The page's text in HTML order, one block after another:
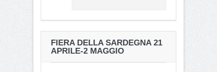
FIERA DELLA SARDEGNA 21
APRILE-2 MAGGIO